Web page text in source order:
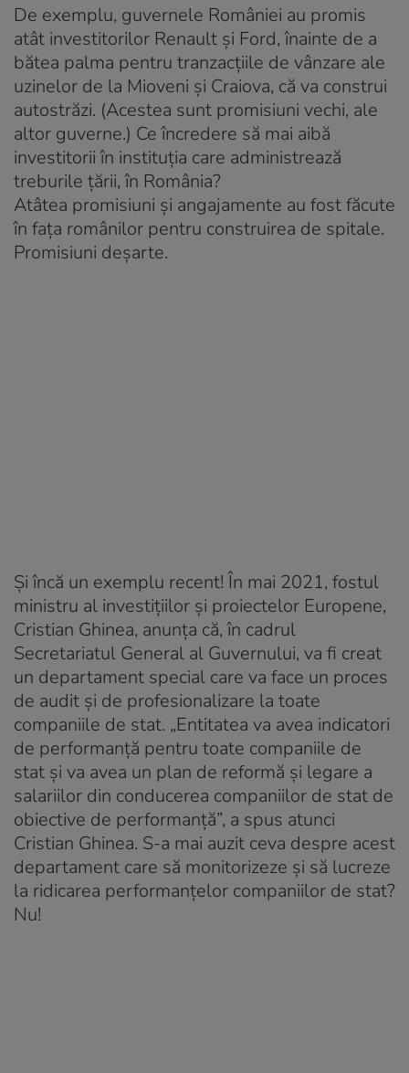
De exemplu, guvernele României au promis
atât investitorilor Renault și Ford, înainte de a
bătea palma pentru tranzacțiile de vânzare ale
uzinelor de la Mioveni și Craiova, că va construi
autostrăzi. (Acestea sunt promisiuni vechi, ale
altor guverne.) Ce încredere să mai aibă
investitorii în instituția care administrează
treburile țării, în România?
Atâtea promisiuni și angajamente au fost făcute
în fața românilor pentru construirea de spitale.
Promisiuni deșarte.
Și încă un exemplu recent! În mai 2021, fostul
ministru al investițiilor și proiectelor Europene,
Cristian Ghinea, anunța că, în cadrul
Secretariatul General al Guvernului, va fi creat
un departament special care va face un proces
de audit și de profesionalizare la toate
companiile de stat. „Entitatea va avea indicatori
de performanță pentru toate companiile de
stat și va avea un plan de reformă și legare a
salariilor din conducerea companiilor de stat de
obiective de performanță”, a spus atunci
Cristian Ghinea. S-a mai auzit ceva despre acest
departament care să monitorizeze și să lucreze
la ridicarea performanțelor companiilor de stat?
Nu!